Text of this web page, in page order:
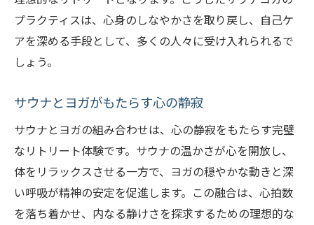
プラクティスは、心身のしなやかさを取り戻し、自己ケ
アを深める手段として、多くの人々に受け入れられるで
しょう。
サウナとヨガがもたらす心の静寂
サウナとヨガの組み合わせは、心の静寂をもたらす完璧
なリトリート体験です。サウナの温かさが心を開放し、
体をリラックスさせる一方で、ヨガの穏やかな動きと深
い呼吸が精神の安定を促進します。この融合は、心拍数
を落ち着かせ、内なる静けさを探求するための理想的な